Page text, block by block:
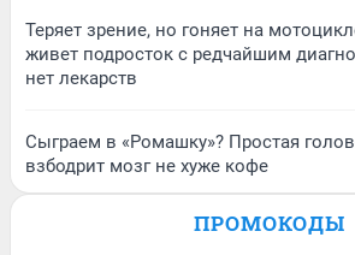
Теряет зрение, но гоняет на
живет подросток с редчайшим
нет лекарств
Сыграем в «Ромашку»? Простая
взбодрит мозг не хуже кофе
ПРОМОКОДЫ